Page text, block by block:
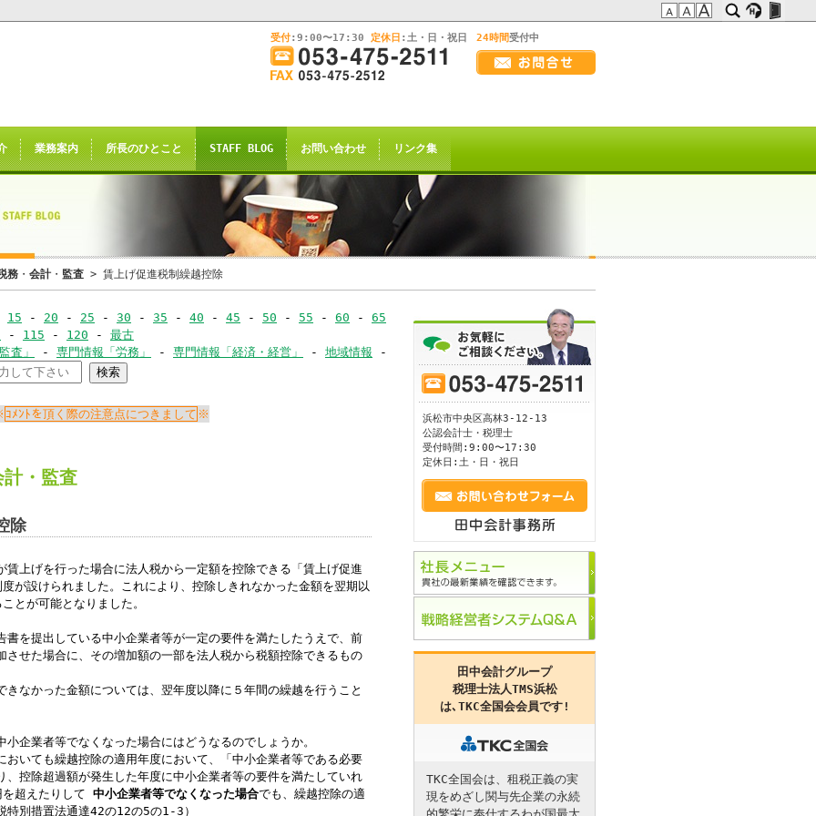
画
面
幅
て
ご
ご
さ
い
このままInternet Explorerから閲覧する場合はコチラ
Explorer互換の他のブラウザ(Trident系)でも
知らせの表示される場合がございますが
し訳ございませんが、2021年4月28日を以て
Explorerからの閲覧のサポートは終了致しました。
恐れ入りますが、
ト推奨ブラウザ
、または
Windows標準のMicrosoft Edge
アクセスして頂くようお願い申し上げます。
田中会計グループ
(浜松市
電話:０５３－４７５－２５１１㈹
受付:9:00〜17:30 定休日 :土・日・祝日 24時間受付中
業務案内 所長のひとこと STAFF BLOG お問い合わせ リンク集
務 ・ 会計・ 監査 > 賃上げ促進税制繰越控除
15 - 20 - 25 - 30 - 35 - 40 - 45 - 50 - 55 - 60 - 65 70-75-80-85-90-95
- 115 - 120 - 最古
査」
- 専門情報「労務」 - 専門情報「経済・経営」 - 地域情報 - ｺｰﾋｰﾌﾞﾚｲｸ
ｺﾒﾝﾄを頂く際の注意点につきまして
計・ 監査
除
賃上げを行った場合に法人税から一定額を控除できる「賃上げ促進
度が設けられました。これにより、控除しきれなかった金額を翌期以
とが可能となりました。
書を提出している中小企業者等が一定の要件を満たしたうえで、前
させた場合に、その増加額の一部を法人税から税額控除できるもの
きなかった金額については、翌年度以降に５年間の繰越を行うこと
企業者等でなくなった場合にはどうなるのでしょうか。
おいても繰越控除の適用年度において、「中小企業者等である必要
、控除超過額が発生した年度に中小企業者等の要件を満たしていれ
超えたりして 中小企業者等でなくなった場合でも、繰越控除の適
特別措置法通達42の12の5の1-3）
浜松市中央区高林3-12-13
公認会計士・税理士
受付時間:9:00〜17:30
定休日:土・日・祝日
田中会計グループ
税理士法人TMS浜松
は､ TKC全国会会員です!
TKC全国会は、租税正義の実
現をめざし関与先企業の永続